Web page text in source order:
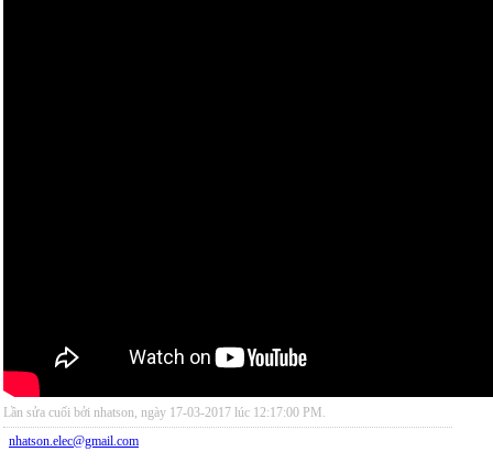
Lần sửa cuối bởi nhatson, ngày 17-03-2017 lúc 12:17:00 PM .
nhatson.elec@gmail.com